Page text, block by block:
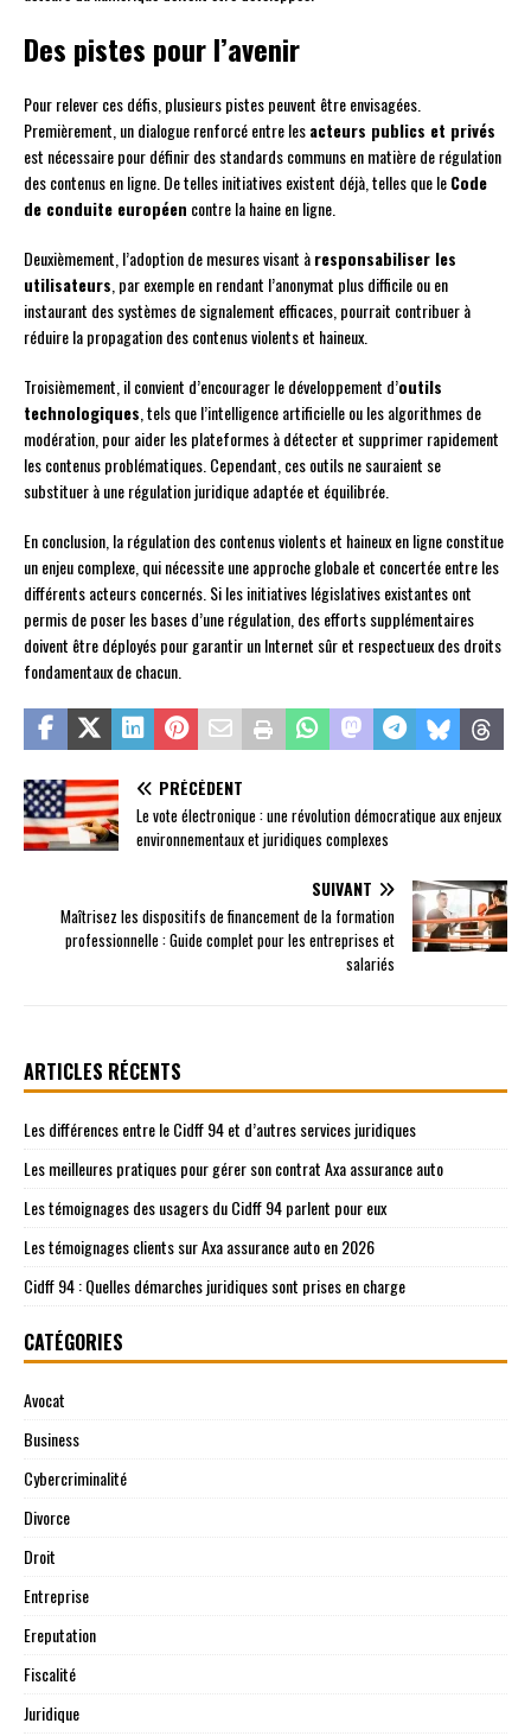
Des pistes pour l’avenir
Pour relever ces défis, plusieurs pistes peuvent être envisagées.
Premièrement, un dialogue renforcé entre lesacteurs publics et privés
est nécessaire pour définir des standards communs en matière de régulation
des contenus en ligne. De telles initiatives existent déjà, telles que leCode
de conduite européen contre la haine en ligne.
Deuxièmement, l’adoption de mesures visant àresponsabiliser les
utilisateurs, par exemple en rendant l’anonymat plus difficile ou en
instaurant des systèmes de signalement efficaces, pourrait contribuer à
réduire la propagation des contenus violents et haineux.
Troisièmement, il convient d’encourager le développement d’outils
technologiques, tels que l’intelligence artificielle ou les algorithmes de
modération, pour aider les plateformes à détecter et supprimer rapidement
les contenus problématiques. Cependant, ces outils ne sauraient se
substituer à une régulation juridique adaptée et équilibrée.
En conclusion, la régulation des contenus violents et haineux en ligne constitue
un enjeu complexe, qui nécessite une approche globale et concertée entre les
différents acteurs concernés. Si les initiatives législatives existantes ont
permis de poser les bases d’une régulation, des efforts supplémentaires
doivent être déployés pour garantir un Internet sûr et respectueux des droits
fondamentaux de chacun.
PRÉCÉDENT
Le vote électronique : une révolution démocratique aux enjeux
environnementaux et juridiques complexes
SUIVANT
Maîtrisez les dispositifs de financement de la formation
professionnelle : Guide complet pour les entreprises et
salariés
ARTICLES RÉCENTS
Les différences entre le Cidff 94 et d’autres services juridiques
Les meilleures pratiques pour gérer son contrat Axa assurance auto
Les témoignages des usagers du Cidff 94 parlent pour eux
Les témoignages clients sur Axa assurance auto en 2026
Cidff 94 : Quelles démarches juridiques sont prises en charge
CATÉGORIES
Avocat
Business
Cybercriminalité
Divorce
Droit
Entreprise
Ereputation
Fiscalité
Juridique